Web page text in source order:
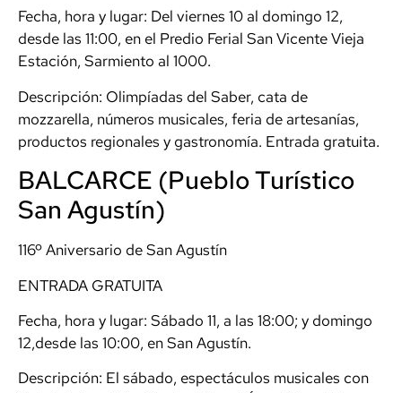
Fecha, hora y lugar: Del viernes 10 al domingo 12,
desde las 11:00, en el Predio Ferial San Vicente Vieja
Estación, Sarmiento al 1000.
Descripción: Olimpíadas del Saber, cata de
mozzarella, números musicales, feria de artesanías,
productos regionales y gastronomía. Entrada gratuita.
BALCARCE (Pueblo Turístico
San Agustín)
116º Aniversario de San Agustín
ENTRADA GRATUITA
Fecha, hora y lugar: Sábado 11, a las 18:00; y domingo
12,desde las 10:00, en San Agustín.
Descripción: El sábado, espectáculos musicales con